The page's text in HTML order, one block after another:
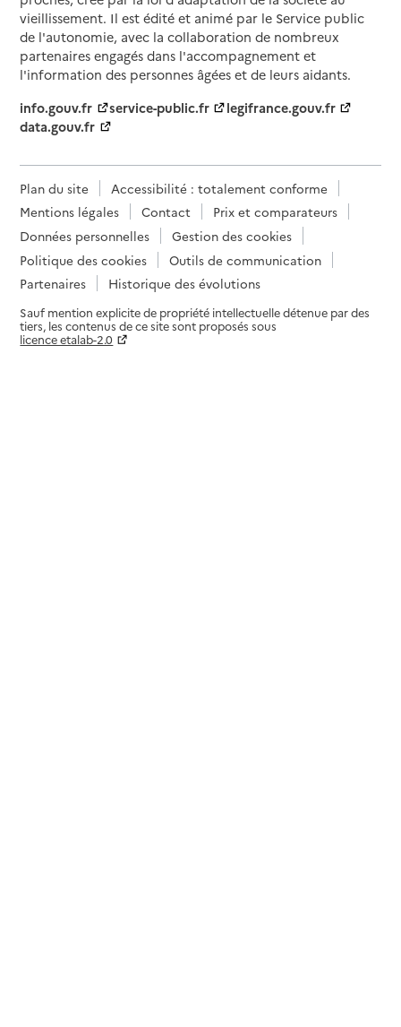
vieillissement. Il est édité et animé par le Service public
de l'autonomie, avec la collaboration de nombreux
partenaires engagés dans l'accompagnement et
l'information des personnes âgées et de leurs aidants.
info.gouv.fr
service-public.fr
legifrance.gouv.fr
data.gouv.fr
Plan du site
Accessibilité : totalement conforme
Mentions légales
Contact
Prix et comparateurs
Données personnelles
Gestion des cookies
Politique des cookies
Outils de communication
Partenaires
Historique des évolutions
Sauf mention explicite de propriété intellectuelle détenue par des
tiers, les contenus de ce site sont proposés sous
licence etalab-2.0